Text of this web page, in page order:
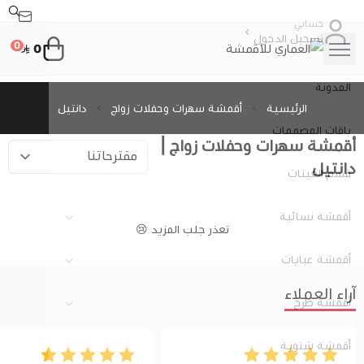
العماري للأقمشة
0 0
حسابي
تسجيل الدخول
المدونة
باقات المصممات
قسم العينات
أقمشة نسائية
عرض الكل
قطن
كتان (لينن)
أقمشة عبايات
عرض الكل
كريب صالونا
أقمشة طرح
عرض الكل
أقمشة شتوية
الرئيسية أقمشة سهرات وحفلات زواج دانتيل
أقمشة سهرات وحفلات زواج |
دانتيل
تعذر جلب المزيد 😢
آراء العملاء